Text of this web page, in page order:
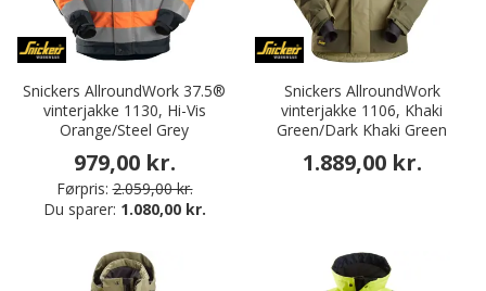
Snickers AllroundWork 37.5®
vinterjakke 1130, Hi-Vis
Orange/Steel Grey
979,00 kr.
Førpris: 2.059,00 kr.
Du sparer: 1.080,00 kr.
Snickers AllroundWork
vinterjakke 1106, Khaki
Green/Dark Khaki Green
1.889,00 kr.